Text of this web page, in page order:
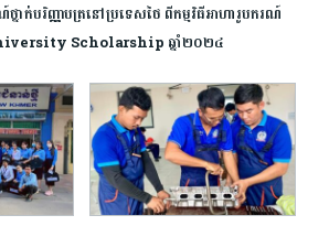
ាក់បរិញ្ញាបត្រនៅប្រទេសថៃ ពីកម្មវិធីអាហារូបករណ៍
Scholarship ឆ្នាំ២០២៤